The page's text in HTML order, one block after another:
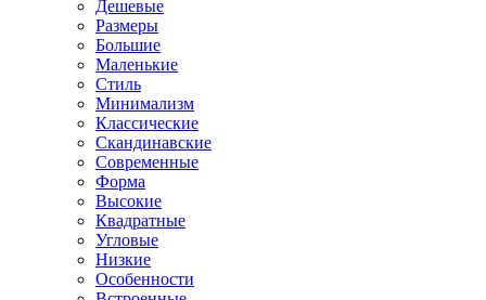
Дешевые
Размеры
Большие
Маленькие
Стиль
Минимализм
Классические
Скандинавские
Современные
Форма
Высокие
Квадратные
Угловые
Низкие
Особенности